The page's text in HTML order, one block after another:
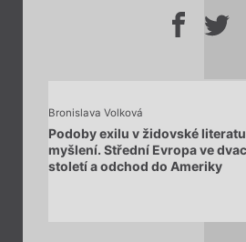
Bronislava Volková
Podoby exilu v židovské
myšlení. Střední Evropa ve
století a odchod do Ameriky